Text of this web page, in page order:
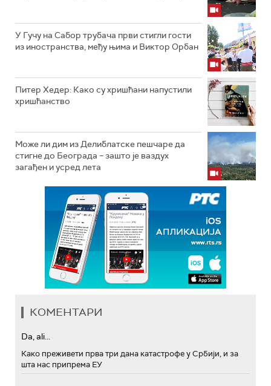
У Гучу на Сабор трубача први стигли гости
из иностранства, међу њима и Виктор Орбан
Питер Хедер: Како су хришћани напустили
хришћанство
Може ли дим из Делиблатске пешчаре да
стигне до Београда – зашто је ваздух
загађен и усред лета
КОМЕНТАРИ
Da, ali...
Како преживети прва три дана катастрофе у Србији, и за
шта нас припрема ЕУ